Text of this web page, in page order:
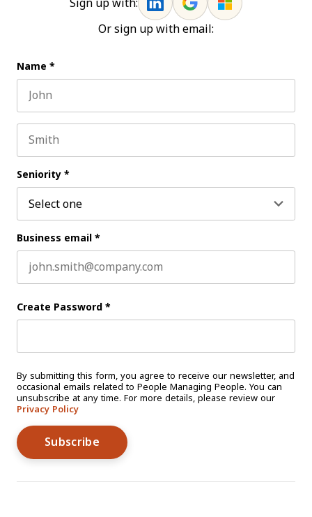
Sign up with:
Or sign up with email:
Name *
Seniority *
Business email *
Create Password *
By submitting this form, you agree to receive our newsletter, and
occasional emails related to People Managing People. You can
unsubscribe at any time. For more details, please review our
Privacy Policy